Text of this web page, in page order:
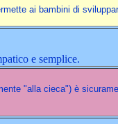
ai bambini di
e semplice.
"alla cieca") è